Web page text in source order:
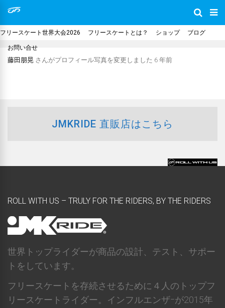
フリースケート世界大会2026 フリースケートとは？ ショップ ブログ
お問い合せ
藤田朋晃 さんがプロフィール写真を変更しました 6 年前
JMKRIDE 直販店はこちら
ROLL WITH US – TRULY FOR THE RIDERS, BY THE RIDERS
世界トップライダーが商品の設計、テスト、サポー
トをしています。
フリースケートを存続させるために４人のトップフ
リースケートライダー。インフルエンザｰが2015年